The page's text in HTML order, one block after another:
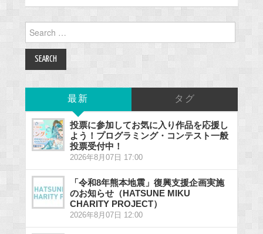
for:
最新 タグ
投票に参加してお気に入り作品を応援し
よう！プログラミング・コンテスト一般
投票受付中！
2026年8月07日 17:00
「令和8年熊本地震」復興支援企画実施
のお知らせ（HATSUNE MIKU
CHARITY PROJECT）
2026年8月07日 12:00